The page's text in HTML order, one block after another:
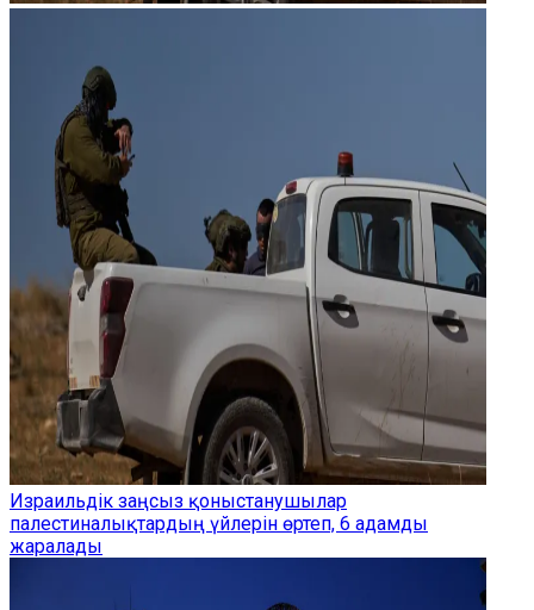
Израильдік заңсыз қоныстанушылар
палестиналықтардың үйлерін өртеп, 6 адамды
жаралады